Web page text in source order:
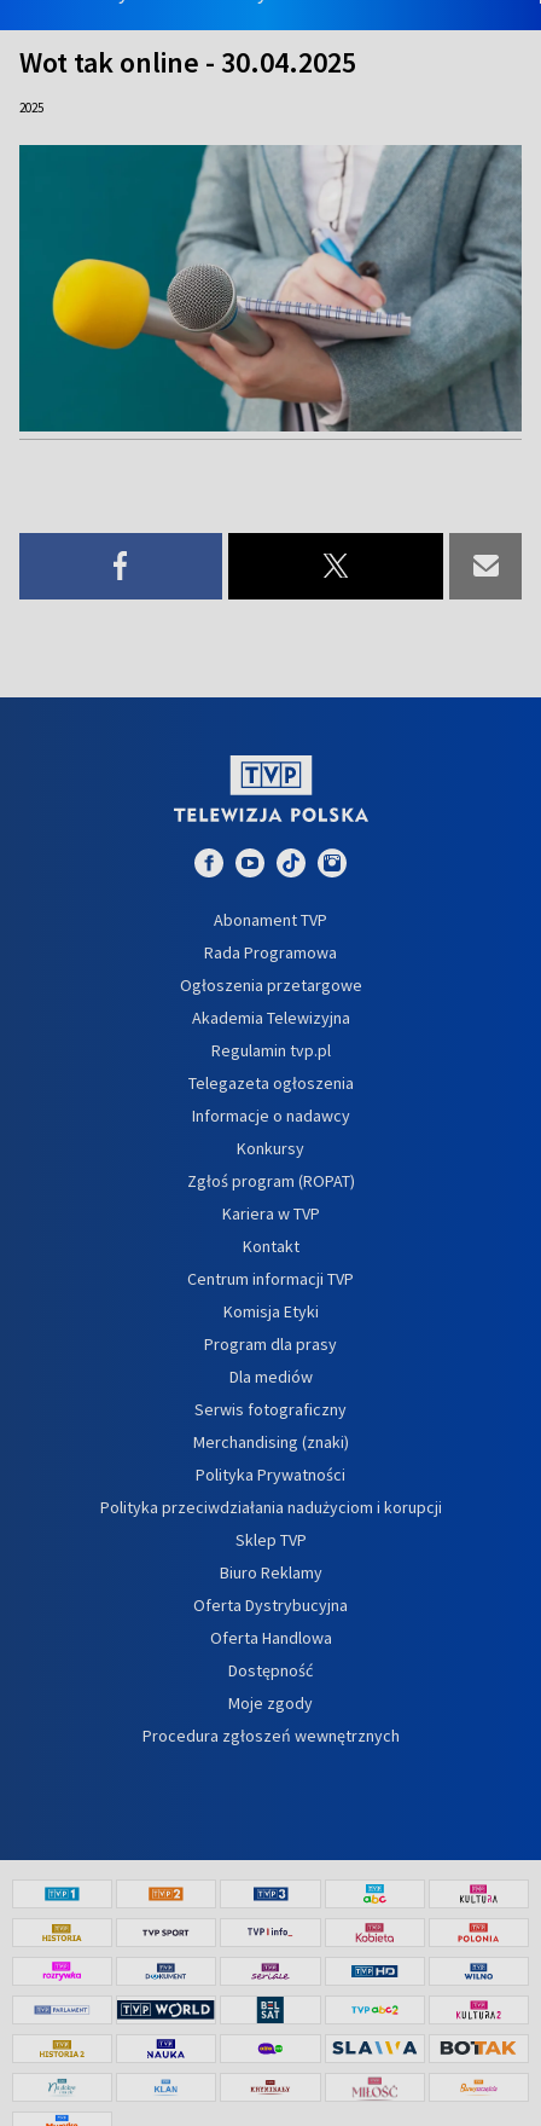
Wot tak online - 30.04.2025
2025
Abonament TVP
Rada Programowa
Ogłoszenia przetargowe
Akademia Telewizyjna
Regulamin tvp.pl
Telegazeta ogłoszenia
Informacje o nadawcy
Konkursy
Zgłoś program (ROPAT)
Kariera w TVP
Kontakt
Centrum informacji TVP
Komisja Etyki
Program dla prasy
Dla mediów
Serwis fotograficzny
Merchandising (znaki)
Polityka Prywatności
Polityka przeciwdziałania nadużyciom i korupcji
Sklep TVP
Biuro Reklamy
Oferta Dystrybucyjna
Oferta Handlowa
Dostępność
Moje zgody
Procedura zgłoszeń wewnętrznych